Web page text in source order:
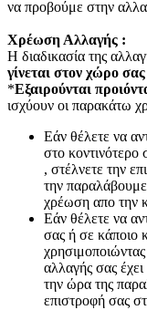
να προβούμε στην
Χρέωση Αλλαγής :
Η διαδικασία της
γίνεται στον χώρο
*Εξαιρούνται
ισχύουν οι παρακάτω
Εάν θέλετε να
στο
, στέλνετε την
την
χρέωση απο την
Εάν θέλετε να
σας ή σε κάποιο
αλλαγής σας
την ώρα της
επιστροφή σας